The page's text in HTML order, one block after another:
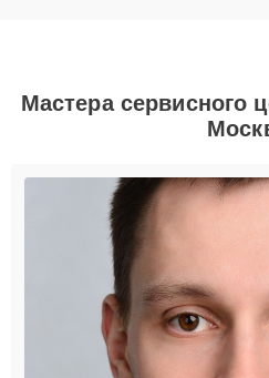
Мастера сервисного